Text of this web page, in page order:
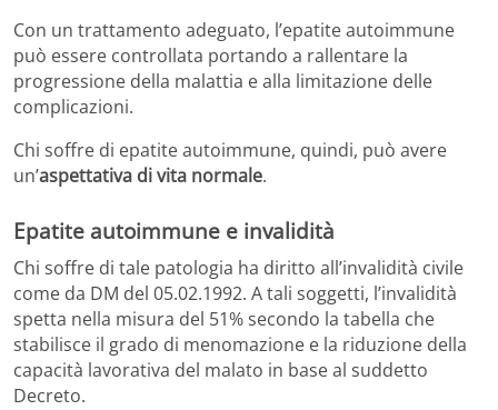
Con un trattamento adeguato, l’epatite autoimmune
può essere controllata portando a rallentare la
progressione della malattia e alla limitazione delle
complicazioni.
Chi soffre di epatite autoimmune, quindi, può avere
un’aspettativa di vita normale.
Epatite autoimmune e invalidità
Chi soffre di tale patologia ha diritto all’invalidità civile
come da DM del 05.02.1992. A tali soggetti, l’invalidità
spetta nella misura del 51% secondo la tabella che
stabilisce il grado di menomazione e la riduzione della
capacità lavorativa del malato in base al suddetto
Decreto.